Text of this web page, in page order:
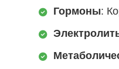
Гормоны: